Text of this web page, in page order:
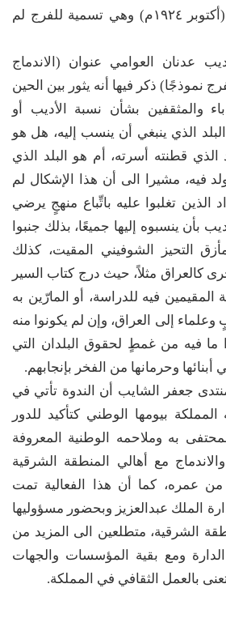
المصرية عام ١٣٤٣هـ (أكتوبر ١٩٢٤م) وهي تسمية للفرج لم
عدنان العوامي عنوان (الاندماج
نموذجًا) ذكر فيها أنه يثور بين الحين
والمثقفين بشأن نسبة الأديب أو
الذي ينبغي أن ينسب إليه، هل هو
قطنته أسرته، أم هو البلد الذي
فيه، مشيرا الى أن هذا الإشكال لم
الذين تغلبوا عليه باتِّباع منهجٍ يرضي
بأن ينسبوه إليها جميعًا، بذلك جنبوا
التحيز الشوفيني المقيت، كذلك
كالعراق مثلاً، حيث درج كتاب السير
فيه للدراسة، أو المارّين به
وعلماء إلى العراق، وإن لم يكونوا منه
ما فيه من غمطٍ لحقوق البلدان التي
أبنائها وحرمانها من الفخر بإنجابهم.
جعفر الشايب أن الندوة تأتي في
بيومها الوطني كتأكيد للدور
به وملاحمه الوطنية المعروفة
مع أهالي المنطقة الشرقية
عمره، كما أن هذا الفعالية تمت
الملك عبدالعزيز وبحضور مسؤوليها
الشرقية، متطلعين الى المزيد من
الدارة ومع بقية المؤسسات والجهات
تعنى بالعمل الثقافي في المملكة.